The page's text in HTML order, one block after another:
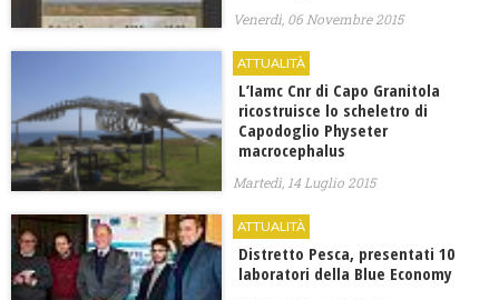
Venerdì, 06 Novembre 2015
ATTUALITÀ
L’Iamc Cnr di Capo Granitola
ricostruisce lo scheletro di
Capodoglio Physeter
macrocephalus
Martedì, 14 Luglio 2015
ATTUALITÀ
Distretto Pesca, presentati 10
laboratori della Blue Economy